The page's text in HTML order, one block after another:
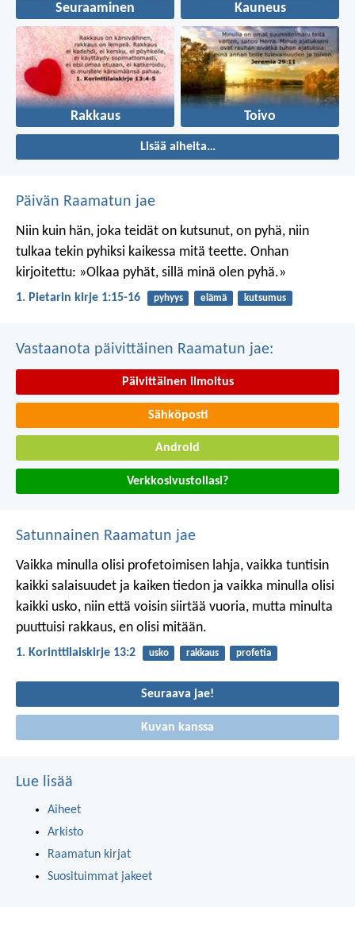
Seuraaminen Kauneus
Rakkaus Toivo
Lisää aiheita…
Päivän Raamatun jae
Niin kuin hän, joka teidät on kutsunut, on pyhä, niin
tulkaa tekin pyhiksi kaikessa mitä teette. Onhan
kirjoitettu: »Olkaa pyhät, sillä minä olen pyhä.»
1. Pietarin kirje 1:15-16 pyhyys elämä kutsumus
Vastaanota päivittäinen Raamatun jae:
Päivittäinen ilmoitus
Sähköposti
Android
Verkkosivustollasi?
Satunnainen Raamatun jae
Vaikka minulla olisi profetoimisen lahja, vaikka tuntisin
kaikki salaisuudet ja kaiken tiedon ja vaikka minulla olisi
kaikki usko, niin että voisin siirtää vuoria, mutta minulta
puuttuisi rakkaus, en olisi mitään.
1. Korinttilaiskirje 13:2 usko rakkaus profetia
Seuraava jae!
Kuvan kanssa
Lue lisää
Aiheet
Arkisto
Raamatun kirjat
Suosituimmat jakeet